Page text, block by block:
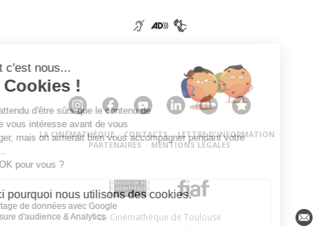
LA CINÉMATHÈQUE · CONTACTS · LETTRE D'INFORMATION ·
PARTENAIRES · MENTIONS LÉGALES
La Cinémathèque de Toulouse